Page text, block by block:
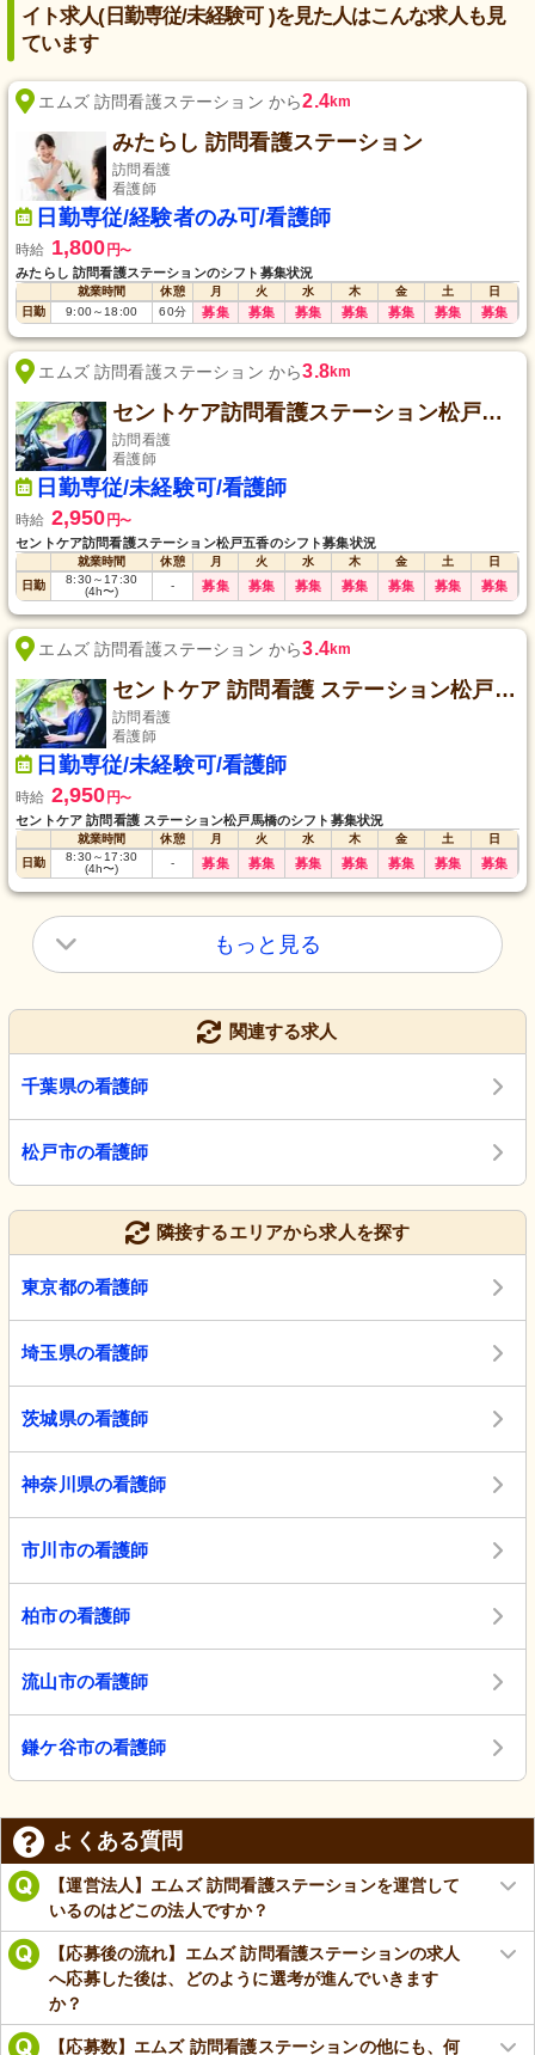
イト求人(日勤専従/未経験可 )を見た人はこんな求人も見
ています
エムズ 訪問看護ステーション から2.4km
みたらし 訪問看護ステーション
訪問看護
看護師
日勤専従/経験者のみ可/看護師
時給 1,800 円〜
みたらし 訪問看護ステーションのシフト募集状況
就業時間 休憩 月 火 水 木 金 土
日
日勤
9:00～18:00 60分 募集 募集 募集 募集 募集 募集 募集
エムズ 訪問看護ステーション から3.8km
セントケア訪問看護ステーション松戸五香
訪問看護
看護師
日勤専従/未経験可/看護師
時給 2,950 円〜
セントケア訪問看護ステーション松戸五香のシフト募集状況
就業時間 休憩 月 火 水 木 金 土
日
日勤
8:30～17:30
(4h〜)
- 募集 募集 募集 募集 募集 募集 募集
エムズ 訪問看護ステーション から3.4km
セントケア 訪問看護 ステーション松戸馬橋
訪問看護
看護師
日勤専従/未経験可/看護師
時給 2,950 円〜
セントケア 訪問看護 ステーション松戸馬橋のシフト募集状況
就業時間 休憩 月 火 水 木 金 土
日
日勤
8:30～17:30
(4h〜)
- 募集 募集 募集 募集 募集 募集 募集
もっと見る
関連する求人
千葉県の看護師
松戸市の看護師
隣接するエリアから求人を探す
東京都の看護師
埼玉県の看護師
茨城県の看護師
神奈川県の看護師
市川市の看護師
柏市の看護師
流山市の看護師
鎌ケ谷市の看護師
よくある質問
【運営法人】エムズ 訪問看護ステーションを運営して
いるのはどこの法人ですか？
【応募後の流れ】エムズ 訪問看護ステーションの求人
へ応募した後は、どのように選考が進んでいきます
か？
【応募数】エムズ 訪問看護ステーションの他にも、何